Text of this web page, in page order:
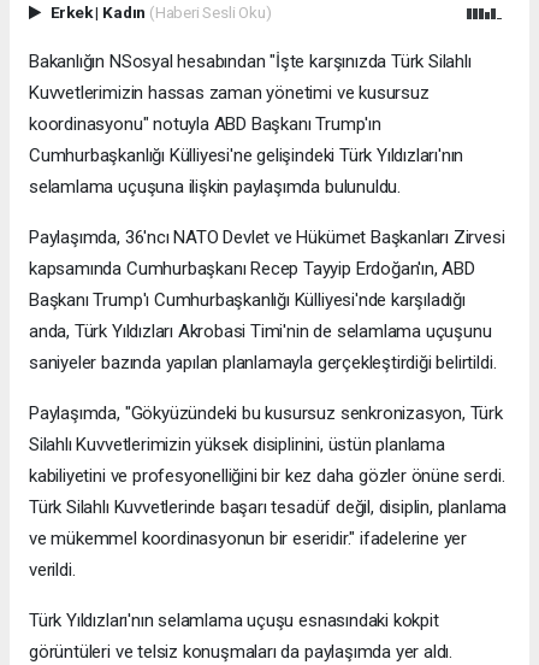
Erkek| Kadın (Haberi Sesli Oku)
Bakanlığın NSosyal hesabından "İşte karşınızda Türk Silahlı
Kuvvetlerimizin hassas zaman yönetimi ve kusursuz
koordinasyonu" notuyla ABD Başkanı Trump'ın
Cumhurbaşkanlığı Külliyesi'ne gelişindeki Türk Yıldızları'nın
selamlama uçuşuna ilişkin paylaşımda bulunuldu.
Paylaşımda, 36'ncı NATO Devlet ve Hükümet Başkanları Zirvesi
kapsamında Cumhurbaşkanı Recep Tayyip Erdoğan'ın, ABD
Başkanı Trump'ı Cumhurbaşkanlığı Külliyesi'nde karşıladığı
anda, Türk Yıldızları Akrobasi Timi'nin de selamlama uçuşunu
saniyeler bazında yapılan planlamayla gerçekleştirdiği belirtildi.
Paylaşımda, "Gökyüzündeki bu kusursuz senkronizasyon, Türk
Silahlı Kuvvetlerimizin yüksek disiplinini, üstün planlama
kabiliyetini ve profesyonelliğini bir kez daha gözler önüne serdi.
Türk Silahlı Kuvvetlerinde başarı tesadüf değil, disiplin, planlama
ve mükemmel koordinasyonun bir eseridir." ifadelerine yer
verildi.
Türk Yıldızları'nın selamlama uçuşu esnasındaki kokpit
görüntüleri ve telsiz konuşmaları da paylaşımda yer aldı.